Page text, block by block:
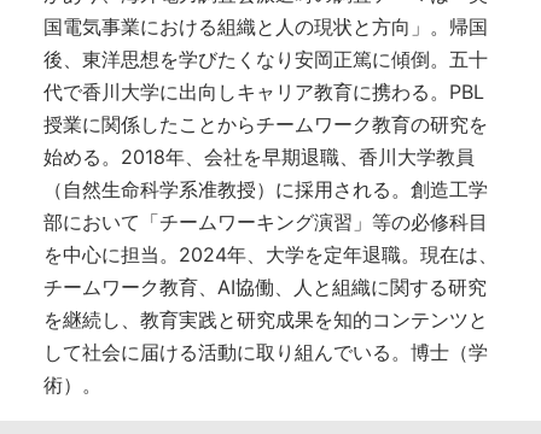
国電気事業における組織と人の現状と方向」。帰国
後、東洋思想を学びたくなり安岡正篤に傾倒。五十
代で香川大学に出向しキャリア教育に携わる。PBL
授業に関係したことからチームワーク教育の研究を
始める。2018年、会社を早期退職、香川大学教員
（自然生命科学系准教授）に採用される。創造工学
部において「チームワーキング演習」等の必修科目
を中心に担当。2024年、大学を定年退職。現在は、
チームワーク教育、AI協働、人と組織に関する研究
を継続し、教育実践と研究成果を知的コンテンツと
して社会に届ける活動に取り組んでいる。博士（学
術）。